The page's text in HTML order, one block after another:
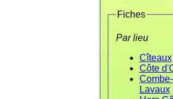
Fiches
Par lieu
Cîteaux
Côte
Combe-
Lavaux